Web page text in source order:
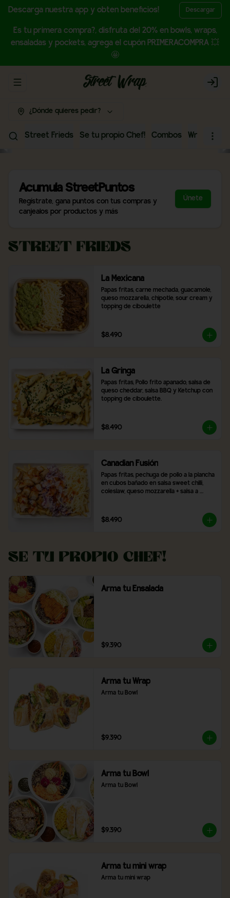
Descarga nuestra app y obten beneficios! Descargar
Es tu primera compra?, disfruta del 20% en bowls, wraps,
ensaladas y pockets, agrega el cupón PRIMERACOMPRA 💥
🤩
Abrir menu de navegación Login
¿Dónde quieres pedir?
Street Frieds Se tu propio Chef! Combos Wraps
Acumula StreetPuntos
Regístrate, gana puntos con tus compras y
canjealos por productos y más
Únete
Street Frieds
La Mexicana
Papas fritas, carne mechada, guacamole,
queso mozzarella, chipotle, sour cream y
topping de ciboulette
$8.490
La Gringa
Papas fritas, Pollo frito apanado, salsa de
queso cheddar, salsa BBQ y Ketchup con
topping de ciboulette.
$8.490
Canadian Fusión
Papas fritas, pechuga de pollo a la plancha
en cubos bañado en salsa sweet chilli,
coleslaw, queso mozzarella + salsa a
$8.490
Se tu propio Chef!
Arma tu Ensalada
$9.390
Arma tu Wrap
Arma tu Bowl
$9.390
Arma tu Bowl
Arma tu Bowl
$9.390
Arma tu mini wrap
Arma tu mini wrap